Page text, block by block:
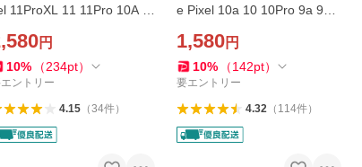
11ProXL 11 11Pro 10A 1
9 8A 8Pro 8 7A 7Pro 7
防水ケース カバー 防水
耐衝撃 透明
円
10% （234pt）
ントリー
4.15（34件）
e Pixel 10a 10 10Pro 9a 9pr
7a 7 7pro 6a 5a ケース グー
グル ピクセル バンカーリン
グ付き クリア
1,580円
10% （142pt）
要エントリー
4.32（ 114件）